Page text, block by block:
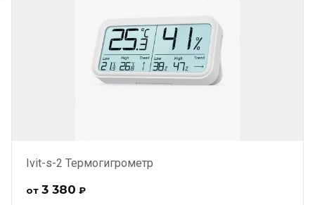
Ivit-s-2 Термогигрометр
от 3 380 ₽